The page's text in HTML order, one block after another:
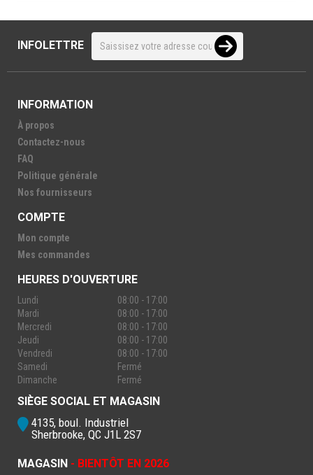
INFOLETTRE
INFORMATION
À propos
Contactez-nous
FAQ
Politique générale
Nos fournisseurs
COMPTE
Mon compte
Mes commandes
HEURES D'OUVERTURE
Lundi
08:00 - 17:00
Mardi
08:00 - 17:00
Mercredi
08:00 - 17:00
Jeudi
08:00 - 17:00
Vendredi
08:00 - 17:00
Samedi
Fermé
Dimanche
Fermé
SIÈGE SOCIAL ET MAGASIN
4135, boul. Industriel
Sherbrooke, QC J1L 2S7
MAGASIN - BIENTÔT EN 2026